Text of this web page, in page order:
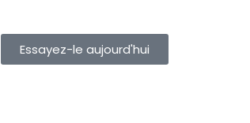
Essayez-le aujourd'hui